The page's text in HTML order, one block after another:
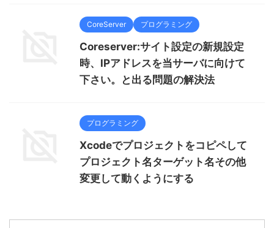
CoreServer プログラミング
Coreserver:サイト設定の新規設定
時、IPアドレスを当サーバに向けて
下さい。と出る問題の解決法
プログラミング
Xcodeでプロジェクトをコピペして
プロジェクト名ターゲット名その他
変更して動くようにする